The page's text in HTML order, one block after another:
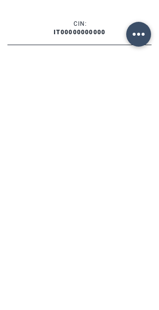
CIN:
IT00000000000